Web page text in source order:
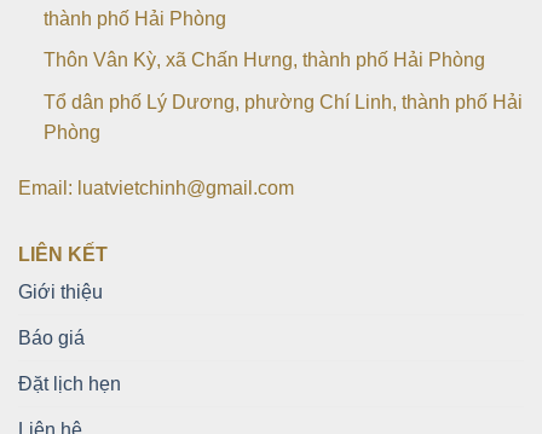
thành phố Hải Phòng
Thôn Vân Kỳ, xã Chấn Hưng, thành phố Hải Phòng
Tổ dân phố Lý Dương, phường Chí Linh, thành phố Hải
Phòng
Email: luatvietchinh@gmail.com
LIÊN KẾT
Giới thiệu
Báo giá
Đặt lịch hẹn
Liên hệ